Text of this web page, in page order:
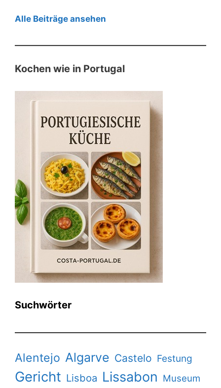
Alle Beiträge ansehen
Kochen wie in Portugal
Suchwörter
Alentejo Algarve Castelo Festung
Gericht Lisboa Lissabon Museum